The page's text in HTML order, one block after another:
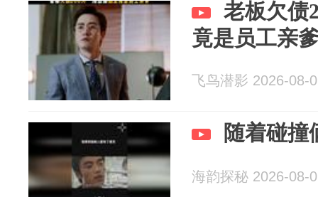
老板欠债
竟是员工亲
飞鸟潜影 2026-08-
随着碰撞
海韵探秘 2026-08-